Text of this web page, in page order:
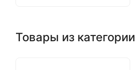
Товары из категории